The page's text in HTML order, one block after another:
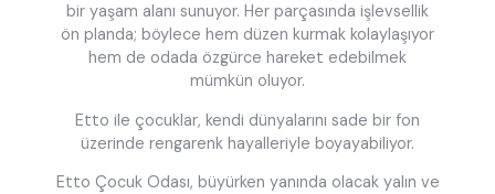
bir yaşam alanı sunuyor. Her parçasında işlevsellik
ön planda; böylece hem düzen kurmak kolaylaşıyor
hem de odada özgürce hareket edebilmek
mümkün oluyor.
Etto ile çocuklar, kendi dünyalarını sade bir fon
üzerinde rengarenk hayalleriyle boyayabiliyor.
Etto Çocuk Odası, büyürken yanında olacak yalın ve